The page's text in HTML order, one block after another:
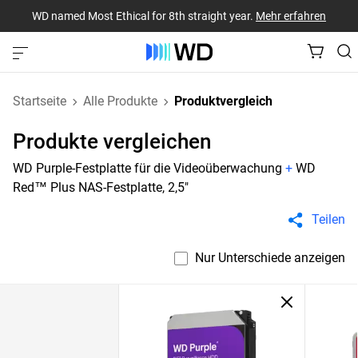
WD named Most Ethical for 8th straight year. Mehr erfahren
Startseite Alle Produkte Produktvergleich
Produkte vergleichen
WD Purple-Festplatte für die Videoüberwachung + WD
Red™ Plus NAS-Festplatte, 2,5"
Teilen
Nur Unterschiede anzeigen